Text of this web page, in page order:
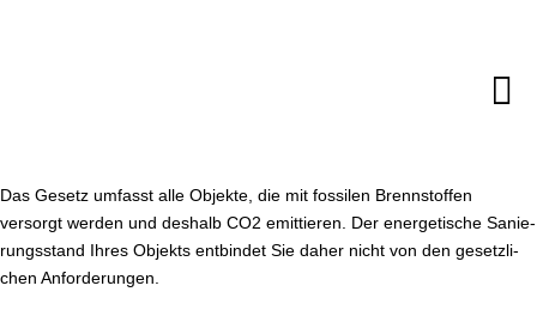
Das Gesetz umfasst alle Objekte, die mit fossilen Brenn­stof­fen
versorgt werden und deshalb CO2 emittieren. Der en­er­ge­ti­sche Sa­nie­
rungs­stand Ihres Objekts entbindet Sie daher nicht von den ge­setz­li­
chen An­for­de­run­gen.